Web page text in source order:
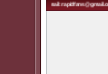
... email: rapidfans@gmail.com | Aici